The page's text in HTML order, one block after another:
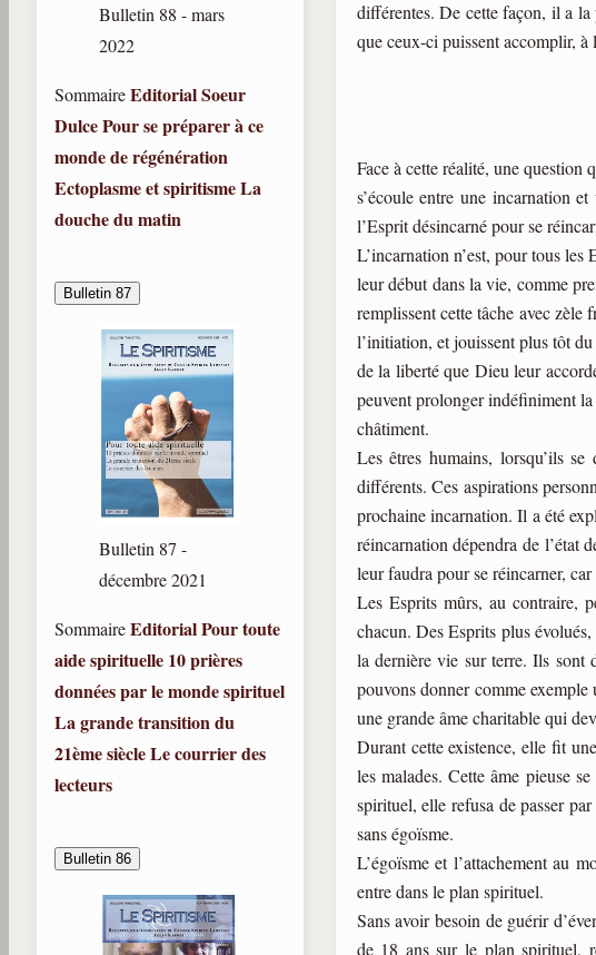
Bulletin 88 - mars
2022
SommaireEditorialSoeur
DulcePour se préparer à ce
monde de régénération
Ectoplasme et spiritismeLa
douche du matin
Bulletin 87
Bulletin 87 -
décembre 2021
SommaireEditorialPour toute
aide spirituelle 10 prières
données par le monde spirituel
La grande transition du
21ème siècleLe courrier des
lecteurs
Bulletin 86
différentes. De cette façon, il a la
que ceux-ci puissent accomplir, à
Face à cette réalité, une question
s’écoule entre une incarnation
l’Esprit désincarné pour se
L’incarnation n’est, pour tous les
leur début dans la vie, comme
remplissent cette tâche avec zèle
l’initiation, et jouissent plus tôt
de la liberté que Dieu leur
peuvent prolonger indéfiniment la
châtiment.
Les êtres humains, lorsqu’ils
différents. Ces aspirations
prochaine incarnation. Il a été
réincarnation dépendra de l’état
leur faudra pour se réincarner,
Les Esprits mûrs, au contraire,
chacun. Des Esprits plus
la dernière vie sur terre. Ils sont
pouvons donner comme exemple
une grande âme charitable qui
Durant cette existence, elle fit
les malades. Cette âme pieuse
spirituel, elle refusa de passer
sans égoïsme.
L’égoïsme et l’attachement au
entre dans le plan spirituel.
Sans avoir besoin de guérir
de 18 ans sur le plan spirituel,